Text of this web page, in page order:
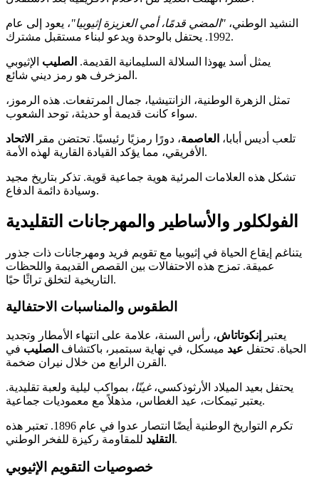
النشيد الوطني، "المضي قدمًا، أمي العزيزة إثيوبيا"، يعود إلى عام
1992. يحتفل بالوحدة ويدعو لبناء مستقبل مشترك.
يمثل أسد يهوذا السلالة السليمانية القديمة. الصليب الإثيوبي
المزخرف هو رمز ديني شائع.
تمثل الزهرة الوطنية، الزانتيشيا، جمال المرتفعات. هذه الرموز،
سواء كانت قديمة أو حديثة، توحد الشعوب.
تلعب أديس أبابا، العاصمة، دورًا رمزيًا رئيسيًا. تحتضن مقر
الاتحاد
الأفريقي، مما يؤكد القيادة القارية لهذه الأمة.
تشكل هذه العلامات المرئية هوية جماعية قوية. تذكر بتاريخ مجيد
وسيادة دائمة الدفاع.
الفولكلور والأساطير والمهرجانات التقليدية
يتناغم إيقاع الحياة في إثيوبيا مع تقويم فريد ومهرجانات ذات جذور
عميقة. تمزج هذه الاحتفالات بين القصص القديمة واللحظات
التاريخية لتخلق تراثًا حيًا.
الطقوس والمناسبات الاحتفالية
يعتبر إنكوتاتاش، رأس السنة، علامة على انتهاء الأمطار وتجديد
الحياة. تحتفل عيد ميسكل، في نهاية سبتمبر، باكتشاف الصليب في
القرن الرابع من خلال نيران ضخمة.
يحتفل بعيد الميلاد الأرثوذكسي،غينّا، بمواكب ليلية ولعبة تقليدية.
يعتبر تيمكات، عيد الغطاس، مذهلاً مع معموديات جماعية.
تكرم التواريخ الوطنية أيضًا انتصار عدوا في عام 1896. تعتبر هذه
التقليد للمقاومة ركيزة للفخر الوطني.
خصوصيات التقويم الإثيوبي